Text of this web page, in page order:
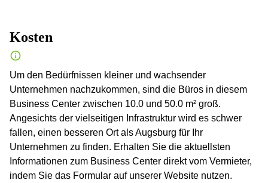
Kosten
Um den Bedürfnissen kleiner und wachsender
Unternehmen nachzukommen, sind die Büros in diesem
Business Center zwischen 10.0 und 50.0 m² groß.
Angesichts der vielseitigen Infrastruktur wird es schwer
fallen, einen besseren Ort als Augsburg für Ihr
Unternehmen zu finden. Erhalten Sie die aktuellsten
Informationen zum Business Center direkt vom Vermieter,
indem Sie das Formular auf unserer Website nutzen.